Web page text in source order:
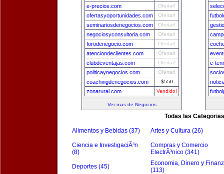
e-precios.com Ofertar!
ofertasyoportunidades.com Ofertar!
seminariosdenegocios.com Ofertar!
negociosyconsultoria.com Ofertar!
forodenegocio.com Ofertar!
atenciondeclientes.com Ofertar!
clubdeventajas.com Ofertar!
politicaynegocios.com Ofertar!
coachingdenegocios.com $550
zonarural.com Vendido!
Ver mas de Negocios
e-
Todas las Categorias
Alimentos y Bebidas (37) Artes y Cultura (26)
Ciencia e InvestigaciÃ³n
(8)
Compras y Comercio
ElectrÃ³nico (341)
Deportes (45)
Economia, Dinero y
(113)